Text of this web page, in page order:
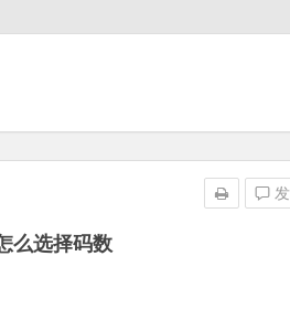
么选择码数